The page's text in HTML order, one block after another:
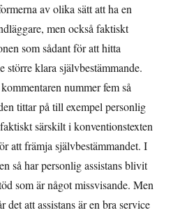
av olika sätt att ha en
men också faktiskt
som sådant för att hitta
klara självbestämmande.
nummer fem så
tittar på till exempel personlig
särskilt i konventionstexten
att främja självbestämmandet. I
så har personlig assistans blivit
som är något missvisande. Men
det att assistans är en bra service